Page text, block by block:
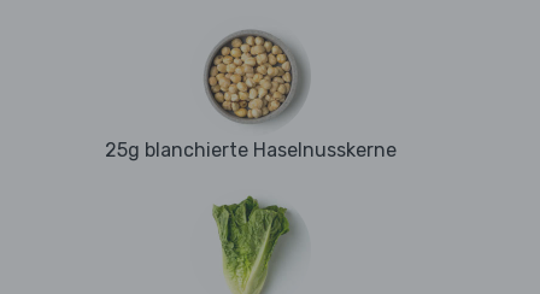
25g blanchierte Haselnusskerne